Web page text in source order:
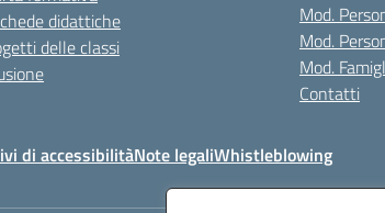
didattiche
delle classi
Mod.
Mod.
Mod.
Contatti
di accessibilitàNote legaliWhistleblowing